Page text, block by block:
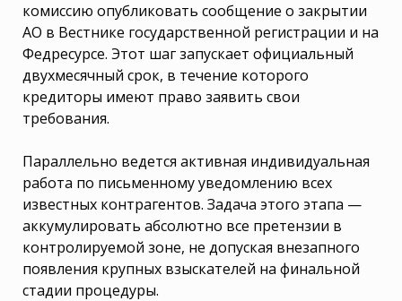
комиссию опубликовать сообщение о закрытии
АО в Вестнике государственной регистрации и на
Федресурсе. Этот шаг запускает официальный
двухмесячный срок, в течение которого
кредиторы имеют право заявить свои
требования.
Параллельно ведется активная индивидуальная
работа по письменному уведомлению всех
известных контрагентов. Задача этого этапа —
аккумулировать абсолютно все претензии в
контролируемой зоне, не допуская внезапного
появления крупных взыскателей на финальной
стадии процедуры.